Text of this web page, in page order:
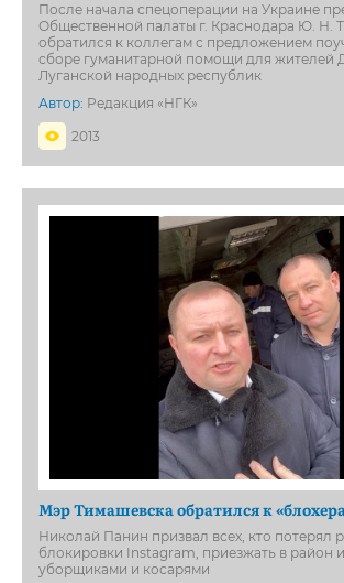
После начала спецоперации на Украине
Общественной палаты г. Краснодара Ю. Н.
обратился к коллегам с предложением
сборе гуманитарной помощи для жителей
Луганской народных республик
Автор: Редакция «НГК»
2013
Мэр Тимашевска обратился к
Николай Панин призвал всех, кто потерял
блокировки Instagram, приезжать в район
уборщиками и косарями